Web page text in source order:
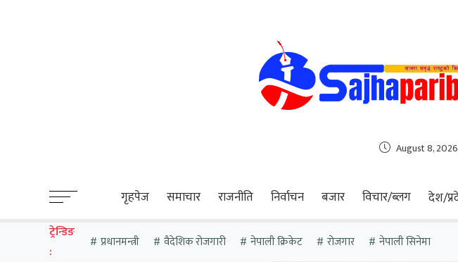
August 8, 2026
गृहपेज समाचार राजनीति निर्वाचन बजार विचार/ब्लग देश/
ट्रेन्डिङ
:
प्रधानमन्त्री वैदेशिक रोजगारी नेपाली क्रिकेट रोजगार नेपाली सिनेमा